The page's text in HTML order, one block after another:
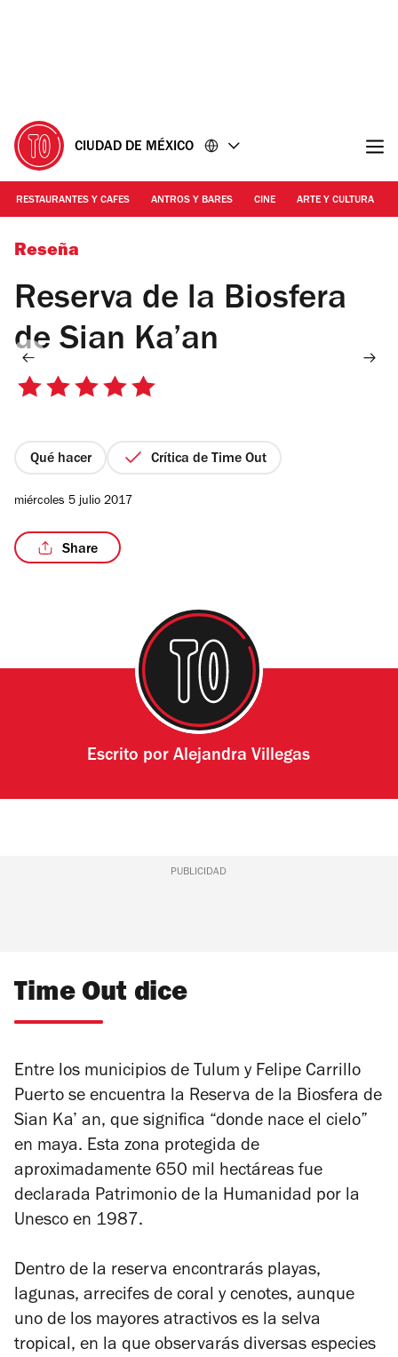
CIUDAD DE MÉXICO
RESTAURANTES Y CAFES ANTROS Y BARES CINE ARTE Y CULTURA
Foto: Alejandra Villegas
Reseña
Reserva de la Biosfera
de Sian Ka’an
5
estrellas
Qué hacer Crítica de Time Out
miércoles 5 julio 2017
Share
Escrito porAlejandra Villegas
PUBLICIDAD
Time Out dice
Entre los municipios de Tulum y Felipe Carrillo
Puerto se encuentra la Reserva de la Biosfera de
Sian Ka’ an, que significa “donde nace el cielo”
en maya. Esta zona protegida de
aproximadamente 650 mil hectáreas fue
declarada Patrimonio de la Humanidad por la
Unesco en 1987.
Dentro de la reserva encontrarás playas,
lagunas, arrecifes de coral y cenotes, aunque
uno de los mayores atractivos es la selva
tropical, en la que observarás diversas especies